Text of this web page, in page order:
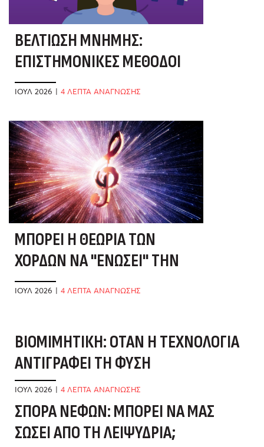
ΒΕΛΤΊΩΣΗ ΜΝΉΜΗΣ:
ΕΠΙΣΤΗΜΟΝΙΚΈΣ ΜΈΘΟΔΟΙ
ΓΙΑ ΔΥΝΑΤΌ ΜΥΑΛΌ
ΙΟΎΛ 2026 | 4 ΛΕΠΤΑ ΑΝΑΓΝΩΣΗΣ
ΜΠΟΡΕΊ Η ΘΕΩΡΊΑ ΤΩΝ
ΧΟΡΔΏΝ ΝΑ "ΕΝΏΣΕΙ" ΤΗΝ
ΕΠΙΣΤΉΜΗ;
ΙΟΎΛ 2026 | 4 ΛΕΠΤΑ ΑΝΑΓΝΩΣΗΣ
ΒΙΟΜΙΜΗΤΙΚΉ: ΌΤΑΝ Η ΤΕΧΝΟΛΟΓΊΑ
ΑΝΤΙΓΡΆΦΕΙ ΤΗ ΦΎΣΗ
ΙΟΎΛ 2026 | 4 ΛΕΠΤΑ ΑΝΑΓΝΩΣΗΣ
ΣΠΟΡΆ ΝΕΦΏΝ: ΜΠΟΡΕΊ ΝΑ ΜΑΣ
ΣΏΣΕΙ ΑΠΌ ΤΗ ΛΕΙΨΥΔΡΊΑ;